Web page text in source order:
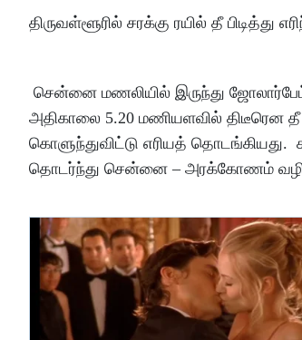
திருவள்ளூரில் சரக்கு ரயில் தீ பிடித்து
சென்னை மணலியில் இருந்து
அதிகாலை 5.20 மணியளவில் திடீரென தீ
கொளுந்துவிட்டு எரியத் தொடங்கியது.
தொடர்ந்து சென்னை – அரக்கோணம்